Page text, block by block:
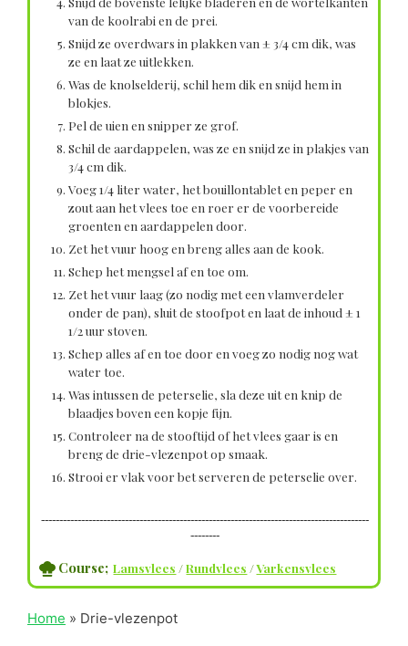
van de koolrabi en de prei.
Snijd ze overdwars in plakken van ± 3/4 cm dik, was
ze en laat ze uitlekken.
Was de knolselderij, schil hem dik en snijd hem in
blokjes.
Pel de uien en snipper ze grof.
Schil de aardappelen, was ze en snijd ze in plakjes van
3/4 cm dik.
Voeg 1/4 liter water, het bouillontablet en peper en
zout aan het vlees toe en roer er de voorbereide
groenten en aardappelen door.
Zet het vuur hoog en breng alles aan de kook.
Schep het mengsel af en toe om.
Zet het vuur laag (zo nodig met een vlamverdeler
onder de pan), sluit de stoofpot en laat de inhoud ± 1
1/2 uur stoven.
Schep alles af en toe door en voeg zo nodig nog wat
water toe.
Was intussen de peterselie, sla deze uit en knip de
blaadjes boven een kopje fijn.
Controleer na de stooftijd of het vlees gaar is en
breng de drie-vlezenpot op smaak.
Strooi er vlak voor bet serveren de peterselie over.
------------------------------------------------------------------------------------------
--------
Course; Lamsvlees /Rundvlees /Varkensvlees
Home » Drie-vlezenpot